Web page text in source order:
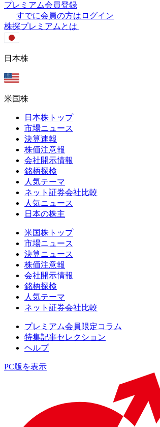
プレミアム会員登録
すでに会員の方はログイン
株探プレミアムとは
日本株
米国株
日本株トップ
市場ニュース
決算速報
株価注意報
会社開示情報
銘柄探検
人気テーマ
ネット証券会社比較
人気ニュース
日本の株主
米国株トップ
市場ニュース
決算ニュース
株価注意報
会社開示情報
銘柄探検
人気テーマ
ネット証券会社比較
プレミアム会員限定コラム
特集記事セレクション
ヘルプ
PC版を表示